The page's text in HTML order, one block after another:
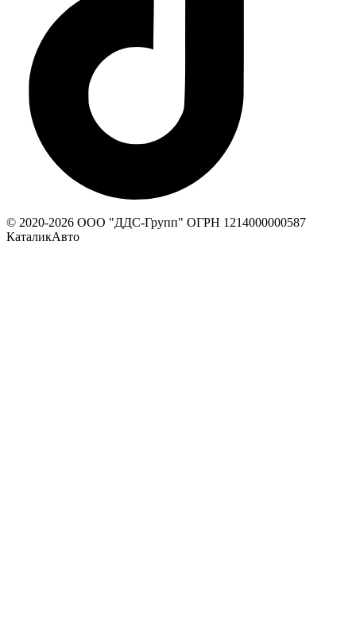
© 2020-2026 ООО "ДДС-Групп" ОГРН 1214000000587
КаталикАвто